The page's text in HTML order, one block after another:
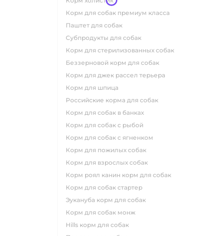
корм для собак премиум класса
паштет для собак
субпродукты для собак
корм для стерилизованных собак
беззерновой корм для собак
корм для джек рассел терьера
корм для шпица
российские корма для собак
корм для собак в банках
корм для собак с рыбой
корм для собак с ягненком
корм для пожилых собак
корм для взрослых собак
корм роял канин корм для собак
корм для собак стартер
эукануба корм для собак
корм для собак монж
hills корм для собак